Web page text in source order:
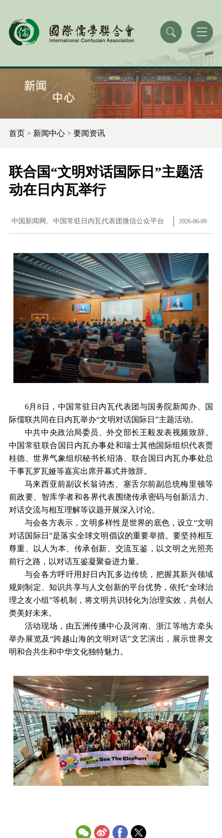
首页> 新闻中心> 要闻资讯
联合国“文明对话国际日”主题活
动在日内瓦举行
中国新闻网、中国常驻日内瓦代表团微信公众平台 2026-06-09
6月8日，中国常驻日内瓦代表团与国务院新闻办、国
际儒联共同在日内瓦举办“文明对话国际日”主题活动。
中共中央政治局委员、外交部长王毅发表视频致辞。
中国常驻联合国日内瓦办事处和瑞士其他国际组织代表贾
桂德、世界气象组织秘书长绍洛、联合国日内瓦办事处总
干事瓦罗瓦娅等嘉宾出席开幕式并致辞。
马来西亚前副议长翁诗杰、塞舌尔前副总统梅里顿等
前政要、智库学者和各界代表围绕传承密码与创新活力、
对话交流与相互理解等议题开展深入讨论。
与会各方表示，文明多样性是世界的底色，设立“文明
对话国际日”是落实全球文明倡议的重要举措。要坚持相互
尊重、以人为本、传承创新、交流互鉴，以文明之光照亮
前行之路，以对话互鉴凝聚奋进力量。
与会各方呼吁用好日内瓦多边传统，把握其新兴领域
规则制定、知识共享与人文创新的平台优势，依托“全球治
理之友小组”等机制，将文明共识转化为治理实效，共创人
类美好未来。
活动现场，由五洲传播中心及河南、浙江等地方牵头
举办展览及“跨越山海的文明对话”文艺演出，展示世界文
明和合共生和中华文化独特魅力。